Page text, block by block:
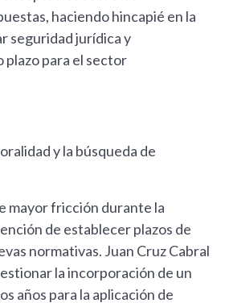
haciendo hincapié en la
seguridad jurídica y
plazo para el sector
y la búsqueda de
mayor fricción durante la
de establecer plazos de
normativas. Juan Cruz Cabral
la incorporación de un
años para la aplicación de